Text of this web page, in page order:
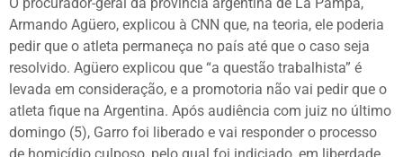
Armando Agüero, explicou à CNN que, na teoria, ele poderia
pedir que o atleta permaneça no país até que o caso seja
resolvido. Agüero explicou que “a questão trabalhista” é
levada em consideração, e a promotoria não vai pedir que o
atleta fique na Argentina. Após audiência com juiz no último
domingo (5), Garro foi liberado e vai responder o processo